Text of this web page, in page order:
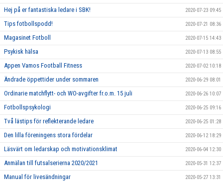
Hej på er fantastiska ledare i SBK! 2020-07-23 09:45
Tips fotbollspodd! 2020-07-21 08:36
Magasinet Fotboll 2020-07-15 14:43
Psykisk hälsa 2020-07-13 08:55
Appen Vamos Football Fitness 2020-07-02 10:18
Ändrade öppettider under sommaren 2020-06-29 08:01
Ordinarie matchflytt- och WO-avgifter fr.o.m. 15 juli 2020-06-26 10:07
Fotbollspsykologi 2020-06-25 09:16
Två lästips för reflekterande ledare 2020-06-25 01:28
Den lilla föreningens stora fördelar 2020-06-12 18:29
Läsvärt om ledarskap och motivationsklimat 2020-06-04 12:30
Anmälan till futsalserierna 2020/2021 2020-05-31 12:37
Manual för livesändningar 2020-05-27 13:31